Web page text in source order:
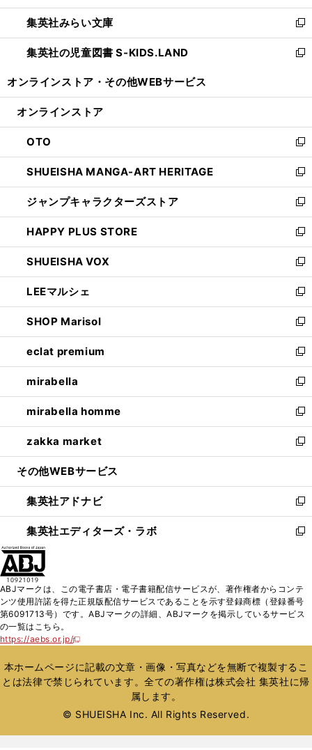
開
く
ウ
で
開
く
ン
ド
ウ
で
ウ
ィ
ン
ド
開
集英社みらい文庫
新
し
い
ン
ウ
で
開
く
集英社の児童図書 S-KIDS.LAND
新
ウ
ン
ド
ウ
で
開
く
オンラインストア・ その他WEBサービス
オンラインストア
OTO
新
し
い
ウ
ィ
ン
ド
ウ
で
開
く
SHUEISHA MANGA-ART HERITAGE
新
し
い
ウ
ィ
ン
ド
ウ
で
開
く
ジャンプキャラクターズストア
新
し
い
ウ
ィ
ン
ド
ウ
で
開
く
HAPPY PLUS STORE
新
し
い
ウ
ィ
ン
ド
ウ
で
開
く
SHUEISHA VOX
新
し
い
ウ
ィ
ン
ド
ウ
で
開
く
LEEマルシェ
新
し
い
ウ
ィ
ン
ド
ウ
で
開
く
SHOP Marisol
新
し
い
ウ
ィ
ン
ド
ウ
で
開
eclat premium
新
し
い
ウ
ィ
ン
ド
ウ
開
く
mirabella
新
し
い
ウ
ィ
ン
ウ
で
開
く
mirabella homme
新
し
い
ウ
ン
ド
ウ
で
zakka market
新
し
ウ
ィ
ン
ド
く
その他WEBサービス
集英社アドナビ
新
し
い
ド
ウ
で
集英社エディターズ・ラボ
新
ィ
ン
ド
開
く
ABJマークは、この電子書店・電子書籍配信サービスが、著作権者からコンテ
ンツ使用許諾を得た正規版配信サービスであることを示す登録商標（登録番号
第6091713号）です。ABJマークの詳細、ABJマークを掲示しているサービス
の一覧はこちら。
https://aebs.or.jp/
新
い
ウ
ィ
ウ
本ホームページに記載の文章・画像・写真などを無断で複製するこ
とは法律で禁じられています。全ての著作権は株式会社 集英社に帰
属します。
© SHUEISHA Inc. All Rights Reserved.